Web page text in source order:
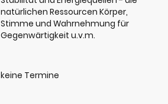
natürlichen Ressourcen Körper,
Stimme und Wahrnehmung für
Gegenwärtigkeit u.v.m.
keine Termine